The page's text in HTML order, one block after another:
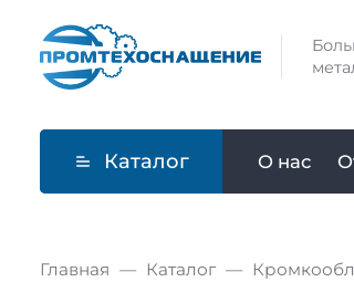
Каталог О нас
Главная Каталог